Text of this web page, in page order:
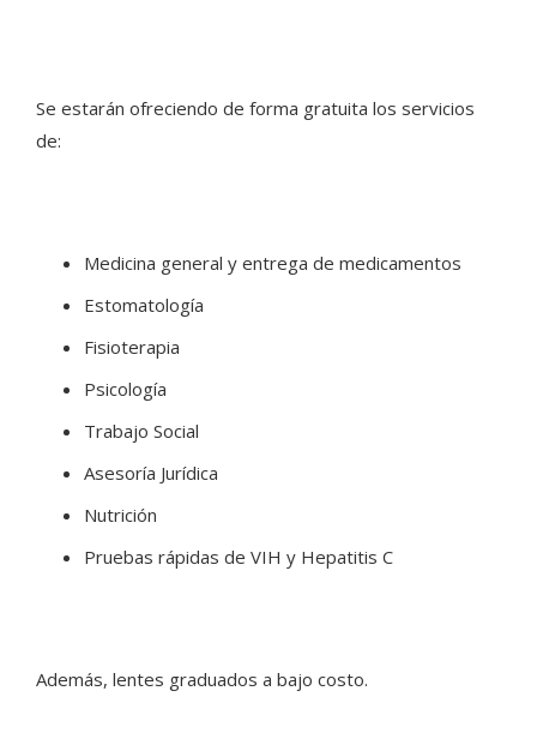
Se estarán ofreciendo de forma gratuita los servicios
de:
Medicina general y entrega de medicamentos
Estomatología
Fisioterapia
Psicología
Trabajo Social
Asesoría Jurídica
Nutrición
Pruebas rápidas de VIH y Hepatitis C
Además, lentes graduados a bajo costo.